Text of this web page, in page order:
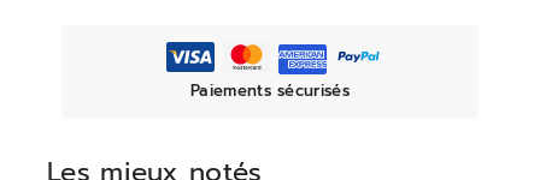
Paiements sécurisés